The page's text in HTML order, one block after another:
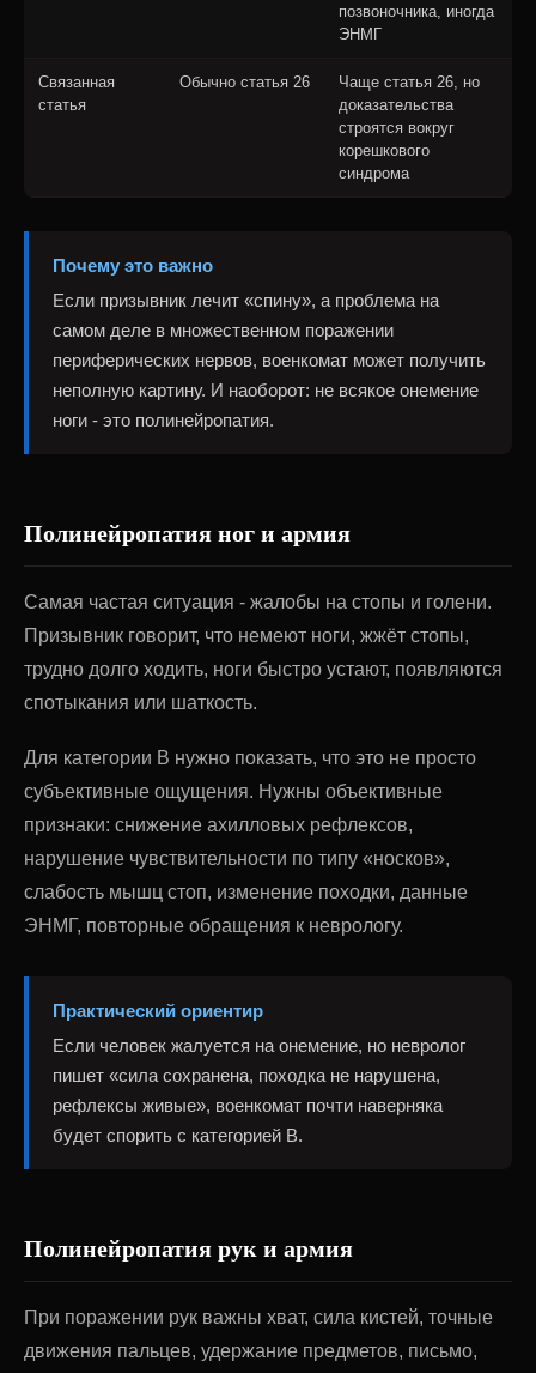
позвоночника, иногда
ЭНМГ
Связанная
статья
Обычно статья 26
Чаще статья 26, но
доказательства
строятся вокруг
корешкового
синдрома
Почему это важно
Если призывник лечит «спину», а проблема на
самом деле в множественном поражении
периферических нервов, военкомат может получить
неполную картину. И наоборот: не всякое онемение
ноги - это полинейропатия.
Полинейропатия ног и армия
Самая частая ситуация - жалобы на стопы и голени.
Призывник говорит, что немеют ноги, жжёт стопы,
трудно долго ходить, ноги быстро устают, появляются
спотыкания или шаткость.
Для категории В нужно показать, что это не просто
субъективные ощущения. Нужны объективные
признаки: снижение ахилловых рефлексов,
нарушение чувствительности по типу «носков»,
слабость мышц стоп, изменение походки, данные
ЭНМГ, повторные обращения к неврологу.
Практический ориентир
Если человек жалуется на онемение, но невролог
пишет «сила сохранена, походка не нарушена,
рефлексы живые», военкомат почти наверняка
будет спорить с категорией В.
Полинейропатия рук и армия
При поражении рук важны хват, сила кистей, точные
движения пальцев, удержание предметов, письмо,